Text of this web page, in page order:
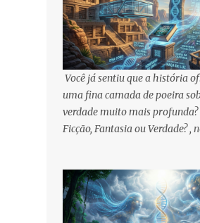
Você já sentiu que a história
uma fina camada de poeira
verdade muito mais
Ficção, Fantasia ou Verdade? ,
OPORTUNIDADE IMEDIATA:
sua entrada na nossa
meu ebook na Amazon ! É o